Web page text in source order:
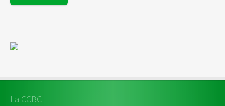
La CCBC